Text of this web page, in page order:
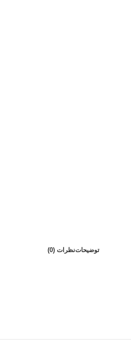
توضیحاتنظرات (0)